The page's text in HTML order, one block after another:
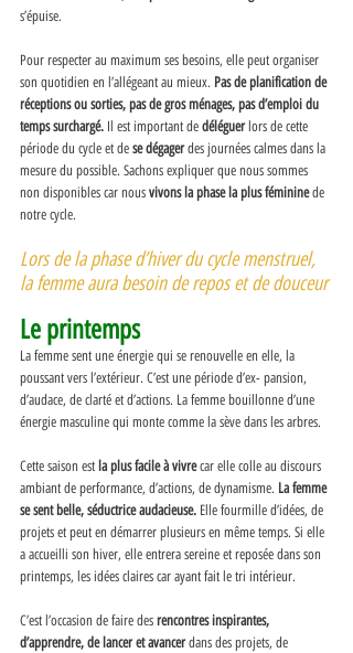
s’épuise.
Pour respecter au maximum ses besoins, elle peut organiser
son quotidien en l’allégeant au mieux. Pas de planification de
réceptions ou sorties, pas de gros ménages, pas d’emploi du
temps surchargé. Il est important de déléguer lors de cette
période du cycle et de se dégager des journées calmes dans la
mesure du possible. Sachons expliquer que nous sommes
non disponibles car nous vivons la phase la plus féminine de
notre cycle.
Lors de la phase d’hiver du cycle menstruel,
la femme aura besoin de repos et de douceur
Le printemps
La femme sent une énergie qui se renouvelle en elle, la
poussant vers l’extérieur. C’est une période d’ex- pansion,
d’audace, de clarté et d’actions. La femme bouillonne d’une
énergie masculine qui monte comme la sève dans les arbres.
Cette saison est la plus facile à vivre car elle colle au discours
ambiant de performance, d’actions, de dynamisme. La femme
se sent belle, séductrice audacieuse. Elle fourmille d’idées, de
projets et peut en démarrer plusieurs en même temps. Si elle
a accueilli son hiver, elle entrera sereine et reposée dans son
printemps, les idées claires car ayant fait le tri intérieur.
C’est l’occasion de faire des rencontres inspirantes,
d’apprendre, de lancer et avancer dans des projets, de